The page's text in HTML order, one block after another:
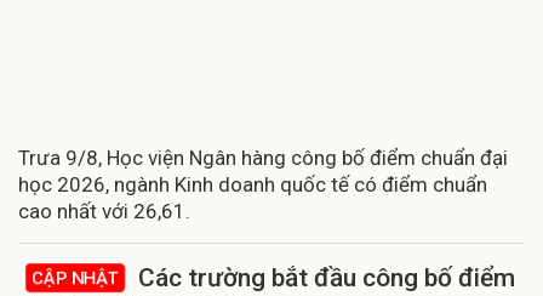
Trưa 9/8, Học viện Ngân hàng công bố điểm chuẩn đại
học 2026, ngành Kinh doanh quốc tế có điểm chuẩn
cao nhất với 26,61.
CẬP NHẬT
Các trường bắt đầu công bố điểm